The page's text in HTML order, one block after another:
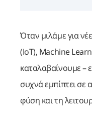
Όταν μιλάμε για
(IoT), Machine
καταλαβαίνουμε –
συχνά εμπίπτει σε
φύση και τη